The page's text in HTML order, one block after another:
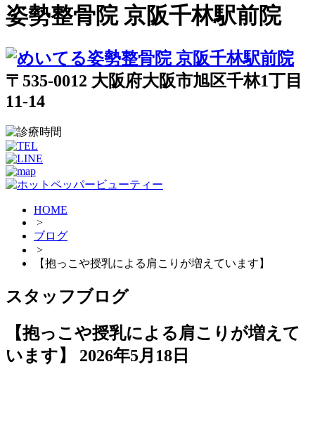
姿勢整骨院 京阪千林駅前院
〒535-0012 大阪府大阪市旭区千林1丁目
11-14
HOME
>
ブログ
>
【抱っこや授乳による肩こりが増えています】
スタッフブログ
【抱っこや授乳による肩こりが増えて
います】
2026年5月18日